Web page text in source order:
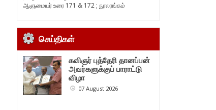
ஆளுமையர் உரை 171 & 172 ; நூலரங்கம்
செய்திகள்
கவிஞர் புத்தேரி தானப்பன்
அவர்களுக்குப் பாராட்டு
விழா
07 August 2026